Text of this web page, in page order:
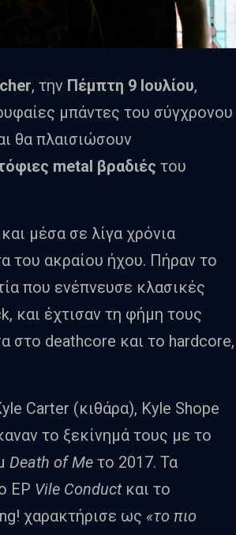
, την Πέμπτη 9 Ιουλίου,
μπάντες του σύγχρονου
θα πλαισιώσουν
metal βραδιές του
μέσα σε λίγα χρόνια
του ακραίου ήχου. Πήραν το
που ενέπνευσε κλασικές
και έχτισαν τη φήμη τους
στο deathcore και το hardcore,
Carter (κιθάρα), Kyle Shope
το ξεκίνημά τους με το
Death of Me το 2017. Τα
EP Vile Conductκαι το
χαρακτήρισε ως «το πιο